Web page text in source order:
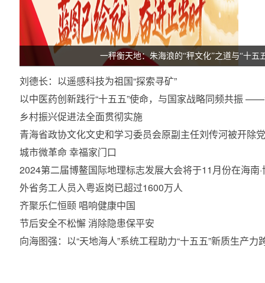
一秤衡天地：朱海浪的“秤文化”之道与“十
刘德长：以遥感科技为祖国“探索寻矿”
以中医药创新践行“十五五”使命，与国家战略同频共振
乡村振兴促进法全面贯彻实施
青海省政协文化文史和学习委员会原副主任刘传河被开除
城市微革命 幸福家门口
2024第二届博鳌国际地理标志发展大会将于11月份在海南
外省务工人员入粤返岗已超过1600万人
齐聚乐仁恒颐 唱响健康中国
节后安全不松懈 消除隐患保平安
向海图强：以“天地海人”系统工程助力“十五五”新质生产